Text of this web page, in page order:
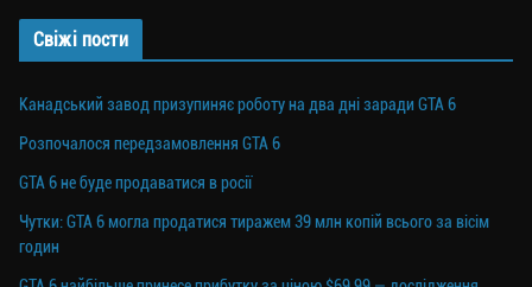
Свіжі пости
Канадський завод призупиняє роботу на два дні заради GTA 6
Розпочалося передзамовлення GTA 6
GTA 6 не буде продаватися в росії
Чутки: GTA 6 могла продатися тиражем 39 млн копій всього за вісім
годин